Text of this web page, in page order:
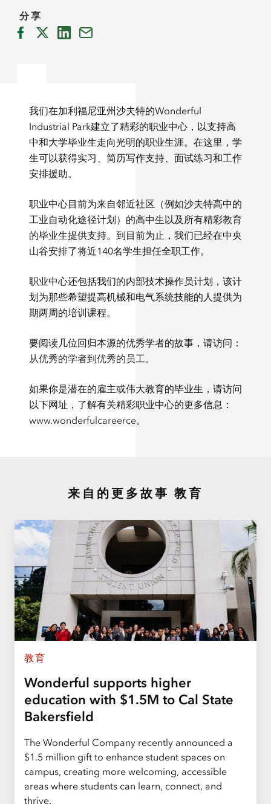
分享
我们在加利福尼亚州沙夫特的Wonderful
Industrial Park建立了精彩的职业中心，以支持高
中和大学毕业生走向光明的职业生涯。在这里，学
生可以获得实习、简历写作支持、面试练习和工作
安排援助。
职业中心目前为来自邻近社区（例如沙夫特高中的
工业自动化途径计划）的高中生以及所有精彩教育
的毕业生提供支持。到目前为止，我们已经在中央
山谷安排了将近140名学生担任全职工作。
职业中心还包括我们的内部技术操作员计划，该计
划为那些希望提高机械和电气系统技能的人提供为
期两周的培训课程。
要阅读几位回归本源的优秀学者的故事，请访问：
从优秀的学者到优秀的员工 。
如果你是潜在的雇主或伟大教育的毕业生，请访问
以下网址，了解有关精彩职业中心的更多信息：
www.wonderfulcareerce。
来自的更多故事 教育
教育
Wonderful supports higher
education with $1.5M to Cal State
Bakersfield
The Wonderful Company recently announced a
$1.5 million gift to enhance student spaces on
campus, creating more welcoming, accessible
areas where students can learn, connect, and
thrive.